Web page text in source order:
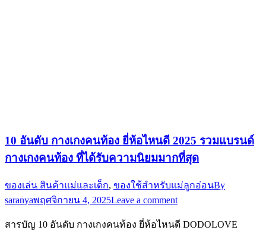
10 อันดับ กางเกงคนท้อง ยี่ห้อไหนดี 2025 รวมแบรนด์
กางเกงคนท้อง ที่ได้รับความนิยมมากที่สุด
ของเล่น สินค้าแม่และเด็ก, ของใช้สำหรับแม่ลูกอ่อนBy
saranyaพฤศจิกายน 4, 2025Leave a comment
สารบัญ 10 อันดับ กางเกงคนท้อง ยี่ห้อไหนดี DODOLOVE